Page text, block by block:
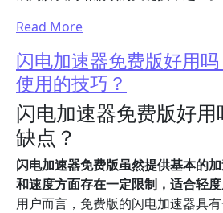
Read More
闪电加速器免费版好用
使用的技巧？
闪电加速器免费版好
缺点？
闪电加速器免费版虽然提供基本的
和速度方面存在一定限制，适合轻
用户而言，免费版的闪电加速器具